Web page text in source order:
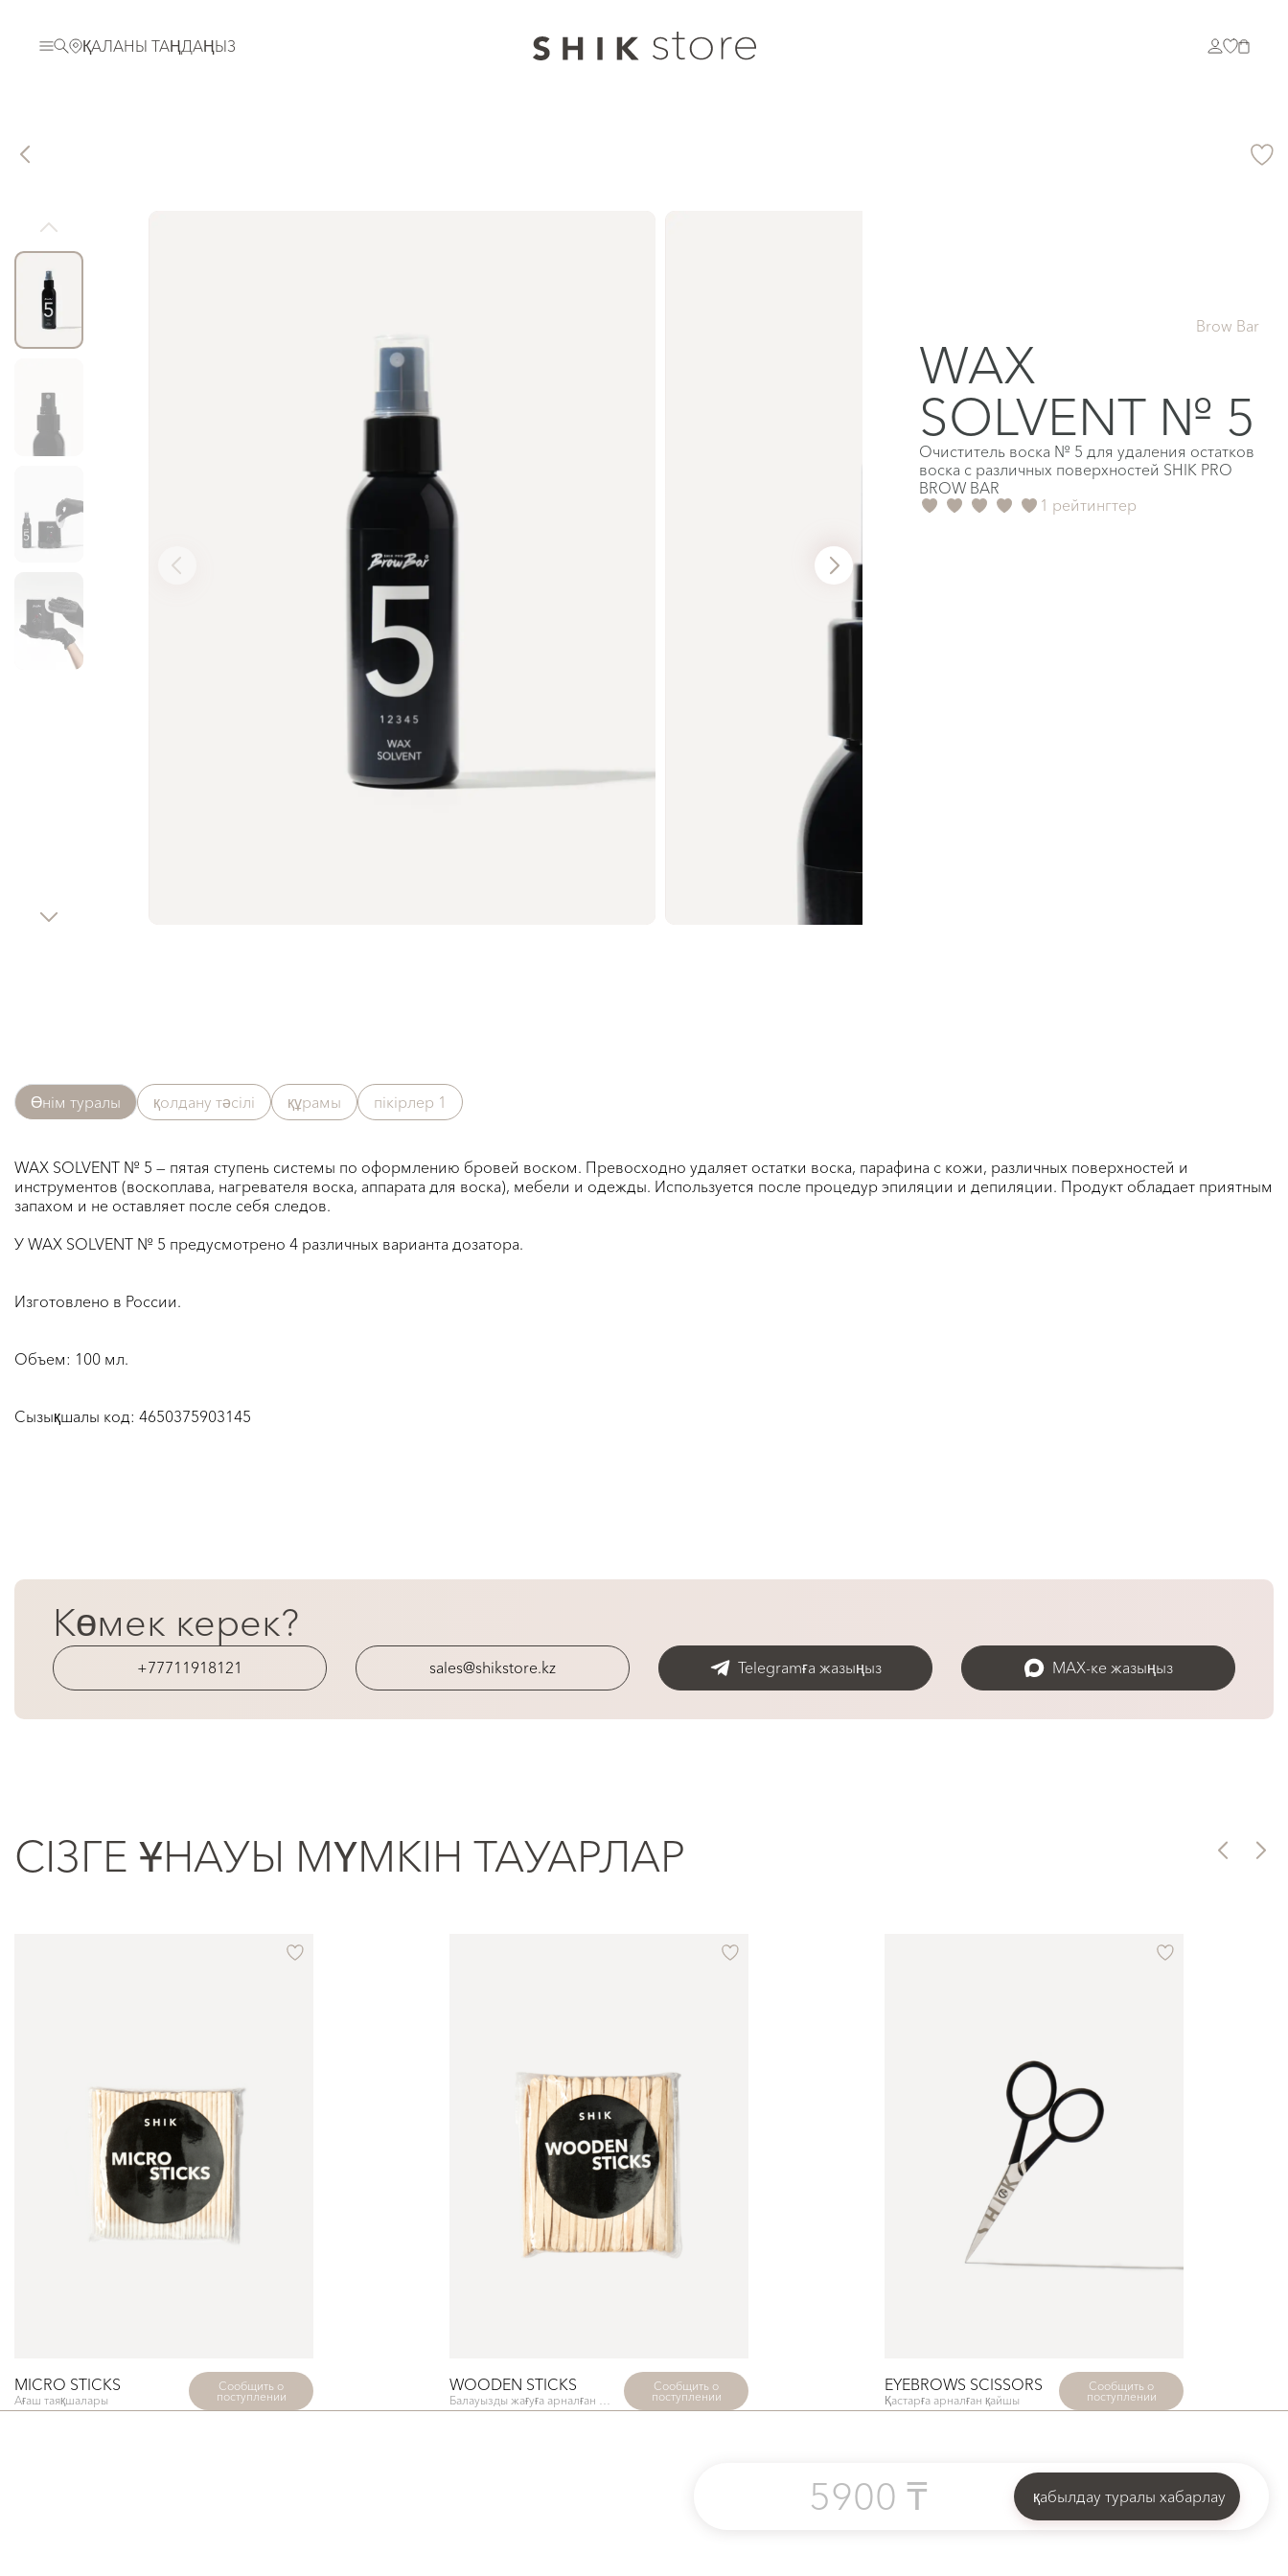
ҚАЛАНЫ ТАҢДАҢЫЗ
Brow Bar
WAX
SOLVENT № 5
Очиститель воска № 5 для удаления остатков
воска с различных поверхностей SHIK PRO
BROW BAR
1 рейтингтер
5900 ₸ қабылдау туралы хабарлау
Өнім туралы қолдану тәсілі құрамы пікірлер 1
WAX SOLVENT № 5 — пятая ступень системы по оформлению бровей воском. Превосходно удаляет остатки воска, парафина с кожи, различных поверхностей и
инструментов (воскоплава, нагревателя воска, аппарата для воска), мебели и одежды. Используется после процедур эпиляции и депиляции. Продукт обладает приятным
запахом и не оставляет после себя следов.
У WAX SOLVENT № 5 предусмотрено 4 различных варианта дозатора.
Изготовлено в России.
Объем: 100 мл.
Сызықшалы код: 4650375903145
Көмек керек?
+77711918121 sales@shikstore.kz Telegramға жазыңыз MAX-ке жазыңыз
СІЗГЕ ҰНАУЫ МҮМКІН ТАУАРЛАР
MICRO STICKS
Ағаш таяқшалары
Сообщить о
поступлении
WOODEN STICKS Сообщить о
поступлении
EYEBROWS SCISSORS
Қастарға арналған қайшы
Сообщить о
поступлении